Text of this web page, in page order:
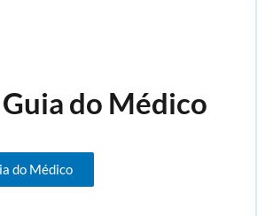
do Médico
do Médico